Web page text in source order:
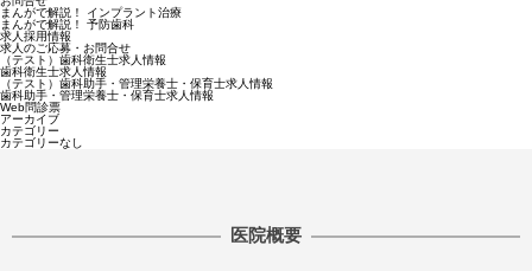
まんがで解説！ インプラント治療
まんがで解説！ 予防歯科
求人採用情報
求人のご応募・お問合せ
（テスト）歯科衛生士求人情報
歯科衛生士求人情報
（テスト）歯科助手・管理栄養士・保育士求人情報
歯科助手・管理栄養士・保育士求人情報
Web問診票
アーカイブ
カテゴリー
カテゴリーなし
医院概要